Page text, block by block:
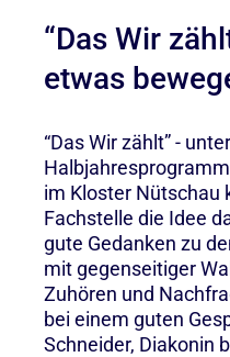
“Das Wir
etwas
“Das Wir zählt” -
im Kloster Nütschau
Fachstelle die Idee
gute Gedanken zu
mit gegenseitiger
Zuhören und
bei einem guten
Schneider, Diakonin